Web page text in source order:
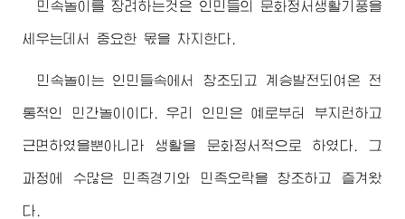
민속놀이를 장려하는것은 인민들의 문화정서생활기풍을
세우는데서 중요한 몫을 차지한다.
민속놀이는 인민들속에서 창조되고 계승발전되여온 전
통적인 민간놀이이다. 우리 인민은 예로부터 부지런하고
근면하였을뿐아니라 생활을 문화정서적으로 하였다. 그
과정에 수많은 민족경기와 민족오락을 창조하고 즐겨왔
다.